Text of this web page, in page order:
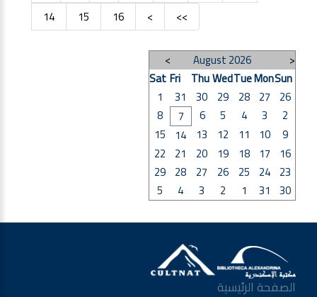
14
15 16 > >>
<
August 2026
>
Sun
Mon
Tue
Wed
Thu
Fri
Sat
26
27
28
29
30
31
1
2
3
4
5
6
7
8
9
10
11
12
13
14
15
16
17
18
19
20
21
22
23
24
25
26
27
28
29
30
31
1
2
3
4
5
الصفحة الرئيسية